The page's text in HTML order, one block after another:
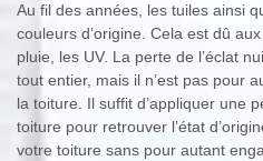
Au fil des années, les tuiles ainsi
couleurs d’origine. Cela est dû
pluie, les UV. La perte de l’éclat
tout entier, mais il n’est pas pour
la toiture. Il suffit d’appliquer une
toiture pour retrouver l’état
votre toiture sans pour autant